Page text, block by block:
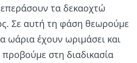
τα δεκαοχτώ
Σε αυτή τη φάση θεωρούμε
ωάρια έχουν ωριμάσει και
προβούμε στη διαδικασία